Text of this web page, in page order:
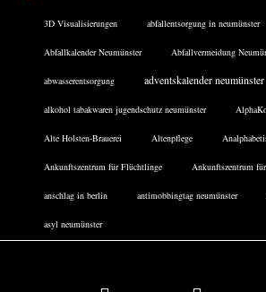
3D Visualisierungen abfallentsorgung in neumünster
Abfallkalender Neumünster Abfallvermeidung
abwasserentsorgung adventskalender neumünster
alkohol tabakwaren jugendschutz neumünster
Alte Holsten-Brauerei Altenpflege
Ankunftszentrum für Flüchtlinge Ankunftszentrum
anschlag in berlin antimobbingtag neumünster
asyl neumünster